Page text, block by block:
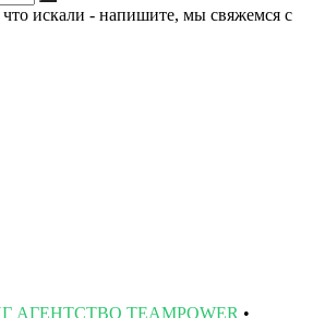
искали - напишите, мы свяжемся с
TEAMPOWER •